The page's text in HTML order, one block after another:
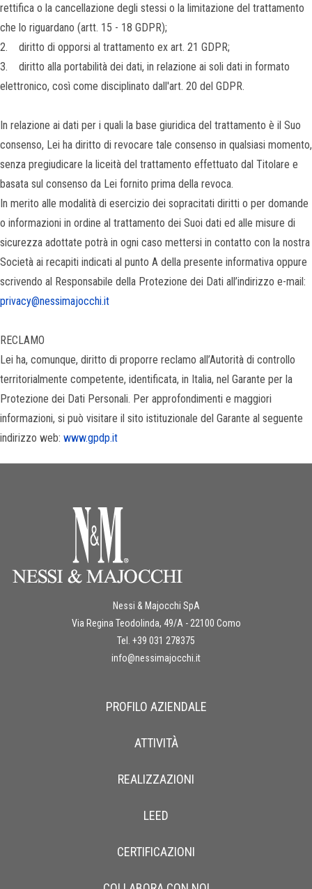
rettifica o la cancellazione degli stessi o la limitazione del trattamento
che lo riguardano (artt. 15 - 18 GDPR);
2. diritto di opporsi al trattamento ex art. 21 GDPR;
3. diritto alla portabilità dei dati, in relazione ai soli dati in formato
elettronico, così come disciplinato dall'art. 20 del GDPR.
In relazione ai dati per i quali la base giuridica del trattamento è il Suo
consenso, Lei ha diritto di revocare tale consenso in qualsiasi momento,
senza pregiudicare la liceità del trattamento effettuato dal Titolare e
basata sul consenso da Lei fornito prima della revoca.
In merito alle modalità di esercizio dei sopracitati diritti o per domande
o informazioni in ordine al trattamento dei Suoi dati ed alle misure di
sicurezza adottate potrà in ogni caso mettersi in contatto con la nostra
Società ai recapiti indicati al punto A della presente informativa oppure
scrivendo al Responsabile della Protezione dei Dati all’indirizzo e-mail:
privacy@nessimajocchi.it
RECLAMO
Lei ha, comunque, diritto di proporre reclamo all’Autorità di controllo
territorialmente competente, identificata, in Italia, nel Garante per la
Protezione dei Dati Personali. Per approfondimenti e maggiori
informazioni, si può visitare il sito istituzionale del Garante al seguente
indirizzo web: www.gpdp.it
Nessi & Majocchi SpA
Via Regina Teodolinda, 49/A - 22100 Como
Tel. +39 031 278375
info@nessimajocchi.it
PROFILO AZIENDALE
ATTIVITÀ
REALIZZAZIONI
LEED
CERTIFICAZIONI